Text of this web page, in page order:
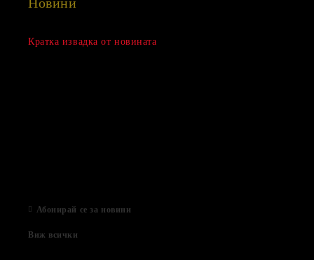
Кратка извадка от новината
Абонирай се за новини
Виж всички